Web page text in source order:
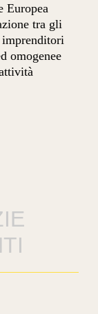
Europea
tra gli
omogenee